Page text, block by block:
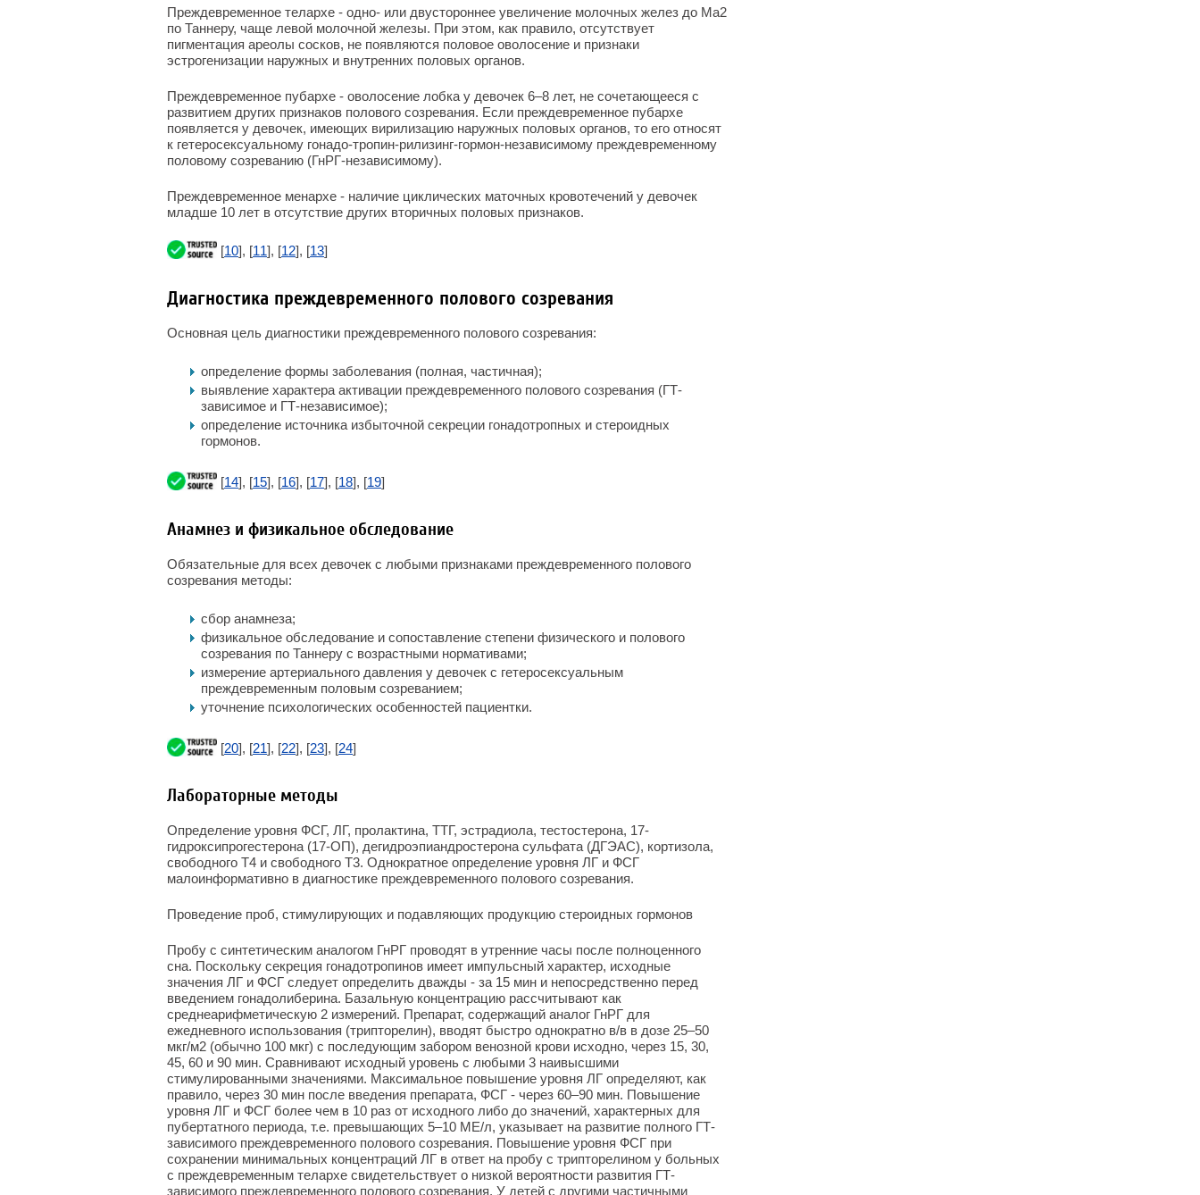
Преждевременное телархе - одно- или двустороннее увеличение молочных желез до Ма2
по Таннеру, чаще левой молочной железы. При этом, как правило, отсутствует
пигментация ареолы сосков, не появляются половое оволосение и признаки
эстрогенизации наружных и внутренних половых органов.
Преждевременное пубархе - оволосение лобка у девочек 6–8 лет, не сочетающееся с
развитием других признаков полового созревания. Если преждевременное пубархе
появляется у девочек, имеющих вирилизацию наружных половых органов, то его относят
к гетеросексуальному гонадо-тропин-рилизинг-гормон-независимому преждевременному
половому созреванию (ГнРГ-независимому).
Преждевременное менархе - наличие циклических маточных кровотечений у девочек
младше 10 лет в отсутствие других вторичных половых признаков.
[10], [11], [12], [13]
Диагностика преждевременного полового созревания
Основная цель диагностики преждевременного полового созревания:
определение формы заболевания (полная, частичная);
выявление характера активации преждевременного полового созревания (ГТ-
зависимое и ГТ-независимое);
определение источника избыточной секреции гонадотропных и стероидных
гормонов.
[14], [15], [16], [17], [18], [19]
Анамнез и физикальное обследование
Обязательные для всех девочек с любыми признаками преждевременного полового
созревания методы:
сбор анамнеза;
физикальное обследование и сопоставление степени физического и полового
созревания по Таннеру с возрастными нормативами;
измерение артериального давления у девочек с гетеросексуальным
преждевременным половым созреванием;
уточнение психологических особенностей пациентки.
[20], [21], [22], [23], [24]
Лабораторные методы
Определение уровня ФСГ, ЛГ, пролактина, ТТГ, эстрадиола, тестостерона, 17-
гидроксипрогестерона (17-ОП), дегидроэпиандростерона сульфата (ДГЭАС), кортизола,
свободного Т4 и свободного Т3. Однократное определение уровня ЛГ и ФСГ
малоинформативно в диагностике преждевременного полового созревания.
Проведение проб, стимулирующих и подавляющих продукцию стероидных гормонов
Пробу с синтетическим аналогом ГнРГ проводят в утренние часы после полноценного
сна. Поскольку секреция гонадотропинов имеет импульсный характер, исходные
значения ЛГ и ФСГ следует определить дважды - за 15 мин и непосредственно перед
введением гонадолиберина. Базальную концентрацию рассчитывают как
среднеарифметическую 2 измерений. Препарат, содержащий аналог ГнРГ для
ежедневного использования (трипторелин), вводят быстро однократно в/в в дозе 25–50
мкг/м2 (обычно 100 мкг) с последующим забором венозной крови исходно, через 15, 30,
45, 60 и 90 мин. Сравнивают исходный уровень с любыми 3 наивысшими
стимулированными значениями. Максимальное повышение уровня ЛГ определяют, как
правило, через 30 мин после введения препарата, ФСГ - через 60–90 мин. Повышение
уровня ЛГ и ФСГ более чем в 10 раз от исходного либо до значений, характерных для
пубертатного периода, т.е. превышающих 5–10 МЕ/л, указывает на развитие полного ГТ-
зависимого преждевременного полового созревания. Повышение уровня ФСГ при
сохранении минимальных концентраций ЛГ в ответ на пробу с трипторелином у больных
с преждевременным телархе свидетельствует о низкой вероятности развития ГТ-
зависимого преждевременного полового созревания. У детей с другими частичными